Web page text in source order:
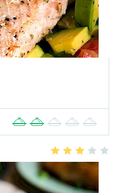
2 3 4
2 3 4